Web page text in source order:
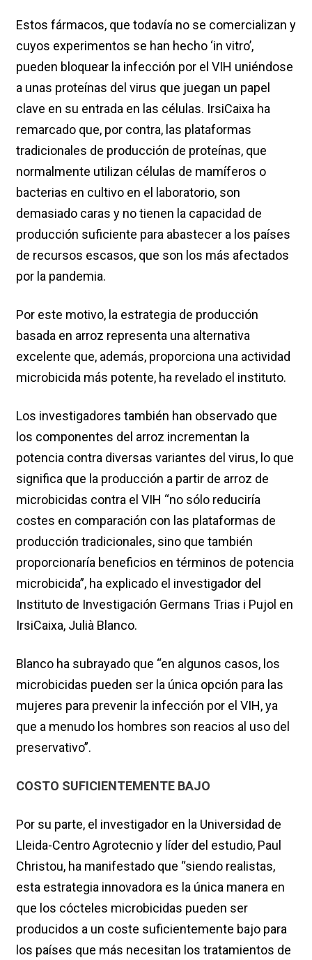
Estos fármacos, que todavía no se comercializan y
cuyos experimentos se han hecho ‘in vitro’,
pueden bloquear la infección por el VIH uniéndose
a unas proteínas del virus que juegan un papel
clave en su entrada en las células. IrsiCaixa ha
remarcado que, por contra, las plataformas
tradicionales de producción de proteínas, que
normalmente utilizan células de mamíferos o
bacterias en cultivo en el laboratorio, son
demasiado caras y no tienen la capacidad de
producción suficiente para abastecer a los países
de recursos escasos, que son los más afectados
por la pandemia.
Por este motivo, la estrategia de producción
basada en arroz representa una alternativa
excelente que, además, proporciona una actividad
microbicida más potente, ha revelado el instituto.
Los investigadores también han observado que
los componentes del arroz incrementan la
potencia contra diversas variantes del virus, lo que
significa que la producción a partir de arroz de
microbicidas contra el VIH “no sólo reduciría
costes en comparación con las plataformas de
producción tradicionales, sino que también
proporcionaría beneficios en términos de potencia
microbicida”, ha explicado el investigador del
Instituto de Investigación Germans Trias i Pujol en
IrsiCaixa, Julià Blanco.
Blanco ha subrayado que “en algunos casos, los
microbicidas pueden ser la única opción para las
mujeres para prevenir la infección por el VIH, ya
que a menudo los hombres son reacios al uso del
preservativo”.
COSTO SUFICIENTEMENTE BAJO
Por su parte, el investigador en la Universidad de
Lleida-Centro Agrotecnio y líder del estudio, Paul
Christou, ha manifestado que “siendo realistas,
esta estrategia innovadora es la única manera en
que los cócteles microbicidas pueden ser
producidos a un coste suficientemente bajo para
los países que más necesitan los tratamientos de